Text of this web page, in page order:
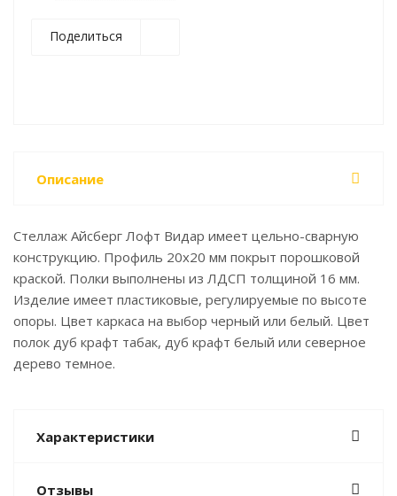
Поделиться
Описание
Стеллаж Айсберг Лофт Видар имеет цельно-сварную
конструкцию. Профиль 20х20 мм покрыт порошковой
краской. Полки выполнены из ЛДСП толщиной 16 мм.
Изделие имеет пластиковые, регулируемые по высоте
опоры. Цвет каркаса на выбор черный или белый. Цвет
полок дуб крафт табак, дуб крафт белый или северное
дерево темное.
Характеристики
Отзывы